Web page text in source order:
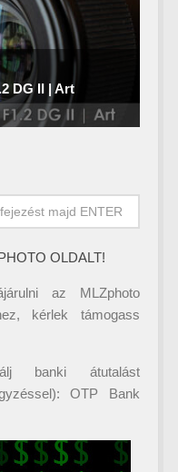
OLDALT!
az MLZphoto
kérlek támogass
banki átutalást
OTP Bank